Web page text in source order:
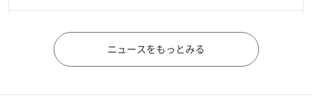
ニュースをもっとみる